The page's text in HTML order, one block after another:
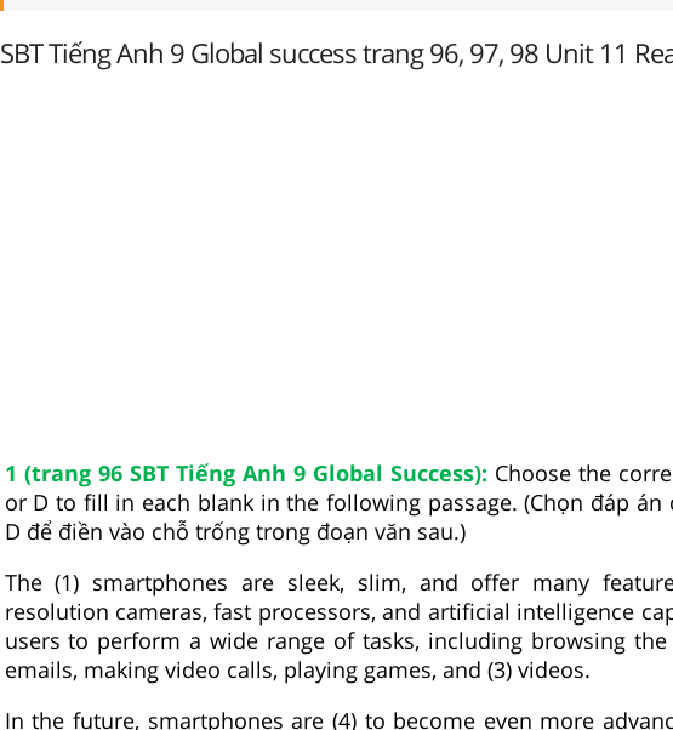
SBT Tiếng Anh 9 Global success trang 96, 97, 98 Unit 11
1 (trang 96 SBT Tiếng Anh 9 Global Success): Choose the
or D to fill in each blank in the following passage. (Chọn đáp án
D để điền vào chỗ trống trong đoạn văn sau.)
The (1) smartphones are sleek, slim, and offer many
resolution cameras, fast processors, and artificial intelligence
users to perform a wide range of tasks, including browsing the
emails, making video calls, playing games, and (3) videos.
In the future, smartphones are (4) to become even more